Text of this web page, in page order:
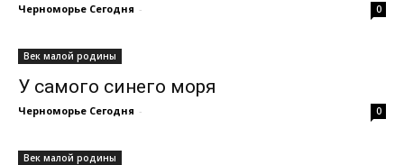
Черноморье Сегодня - 0
Век малой родины
У самого синего моря
Черноморье Сегодня - 0
Век малой родины